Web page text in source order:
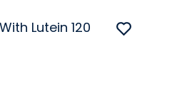
Lutein 120